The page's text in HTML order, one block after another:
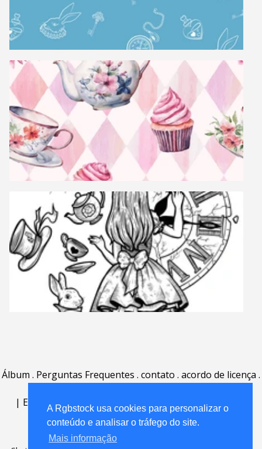
A Rgbstock usa cookies para personalizar o
conteúdo e analisar o tráfego do site.
Mais informação
Álbum . Perguntas Frequentes . contato . acordo de licença .
| English | Deutsch Español Português
Nederlands|